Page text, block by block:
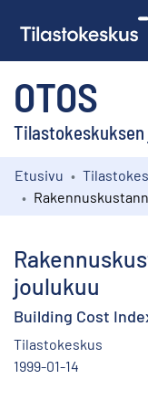
OTOS
Kokoelmat
Etusivu
joulukuu
Building Cost
Tilastokeskus
1999-01-14